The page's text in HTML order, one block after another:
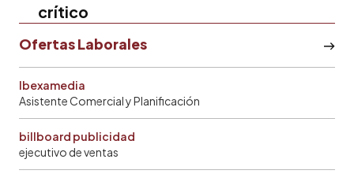
crítico
Ofertas Laborales
Ibexamedia
Asistente Comercial y Planificación
billboard publicidad
ejecutivo de ventas